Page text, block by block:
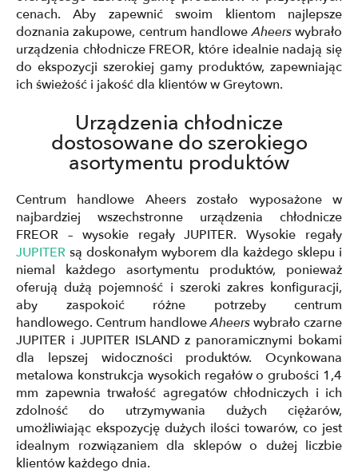
cenach. Aby zapewnić swoim klientom najlepsze
doznania zakupowe, centrum handloweAheerswybrało
urządzenia chłodnicze FREOR, które idealnie nadają się
do ekspozycji szerokiej gamy produktów, zapewniając
ich świeżość i jakość dla klientów w Greytown.
Urządzenia chłodnicze
dostosowane do szerokiego
asortymentu produktów
Centrum handlowe Aheers zostało wyposażone w
najbardziej wszechstronne urządzenia chłodnicze
FREOR – wysokie regały JUPITER. Wysokie regały
JUPITER są doskonałym wyborem dla każdego sklepu i
niemal każdego asortymentu produktów, ponieważ
oferują dużą pojemność i szeroki zakres konfiguracji,
aby zaspokoić różne potrzeby centrum
handlowego. Centrum handloweAheerswybrało czarne
JUPITER i JUPITER ISLAND z panoramicznymi bokami
dla lepszej widoczności produktów. Ocynkowana
metalowa konstrukcja wysokich regałów o grubości 1,4
mm zapewnia trwałość agregatów chłodniczych i ich
zdolność do utrzymywania dużych ciężarów,
umożliwiając ekspozycję dużych ilości towarów, co jest
idealnym rozwiązaniem dla sklepów o dużej liczbie
klientów każdego dnia.